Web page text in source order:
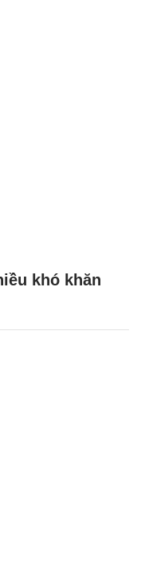
khó khăn